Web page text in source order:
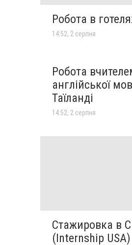
Робота в
14:52, 2 серпня
Робота
англійської
Таїланді
14:52, 2 серпня
Стажировка в
(Internship USA)